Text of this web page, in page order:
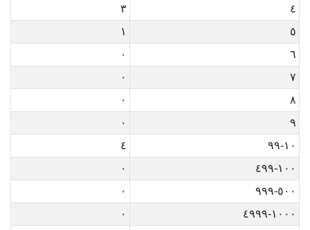
٤
٣
٥
١
٦
٠
٧
٠
٨
٠
٩
٠
١٠-٩٩
٤
١٠٠-٤٩٩
٠
٥٠٠-٩٩٩
٠
١٠٠٠-٤٩٩٩
٠